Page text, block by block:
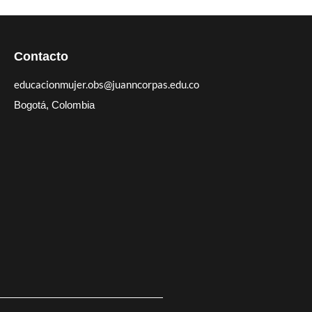
Contacto
educacionmujer.obs@juanncorpas.edu.co
Bogotá, Colombia